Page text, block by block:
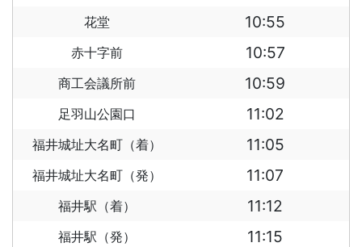
花堂 10:55
赤十字前 10:57
商工会議所前 10:59
足羽山公園口 11:02
福井城址大名町（着） 11:05
福井城址大名町（発） 11:07
福井駅（着） 11:12
福井駅（発） 11:15